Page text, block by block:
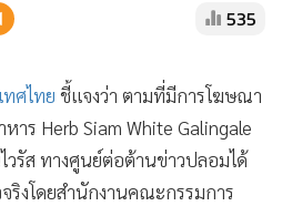
535
ศไทย ชี้แจงว่า ตามที่มีการโฆษณา
ร Herb Siam White Galingale
วรัส ทางศูนย์ต่อต้านข่าวปลอมได้
ริงโดยสำนักงานคณะกรรมการ